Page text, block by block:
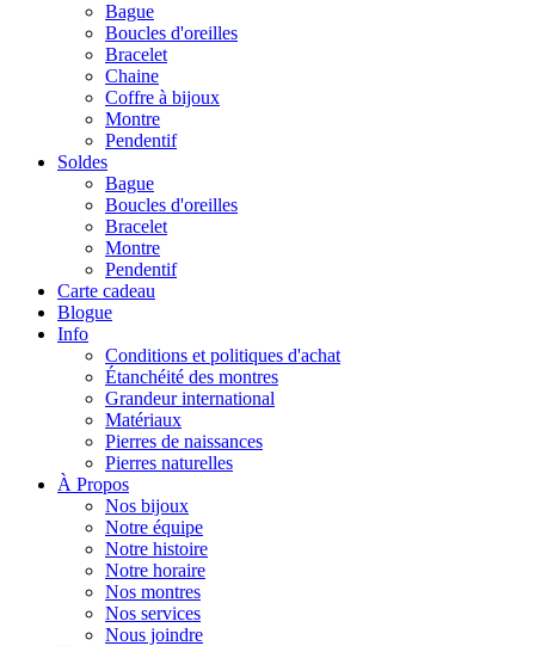
Bague
Boucles d'oreilles
Bracelet
Chaine
Coffre à bijoux
Montre
Pendentif
Soldes
Bague
Boucles d'oreilles
Bracelet
Montre
Pendentif
Carte cadeau
Blogue
Info
Conditions et politiques d'achat
Étanchéité des montres
Grandeur international
Matériaux
Pierres de naissances
Pierres naturelles
À Propos
Nos bijoux
Notre équipe
Notre histoire
Notre horaire
Nos montres
Nos services
Nous joindre